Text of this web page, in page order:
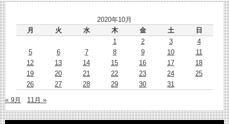
2020年10月
月
火 水 木 金 土
日
1
2 3
4
5
6 7 8 9 10
11
12
13 14 15 16 17
18
19
20 21 22 23 24
25
26
27 28 29 30 31
« 9月 11月 »